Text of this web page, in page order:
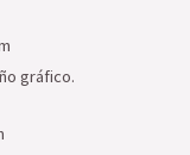
gráfico.